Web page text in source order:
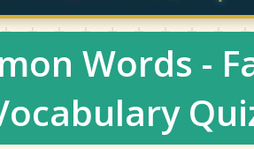
Words -